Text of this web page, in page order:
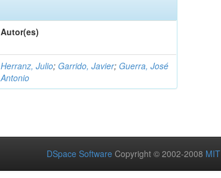
Autor(es)
Herranz, Julio; Garrido, Javier; Guerra, José
Antonio
DSpace Software Copyright © 2002-2008 MIT